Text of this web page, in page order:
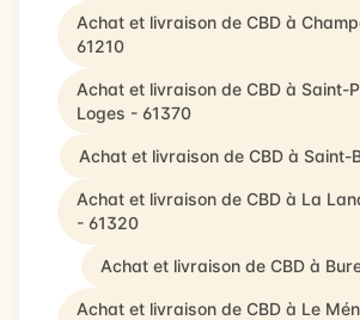
Achat et livraison de CBD à
61210
Achat et livraison de CBD à Saint-
Loges - 61370
Achat et livraison de CBD à Saint-
Achat et livraison de CBD à La
- 61320
Achat et livraison de CBD à
Achat et livraison de CBD à Le